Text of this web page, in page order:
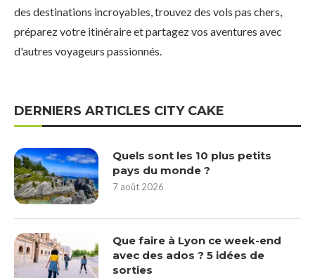
des destinations incroyables, trouvez des vols pas chers,
préparez votre itinéraire et partagez vos aventures avec
d'autres voyageurs passionnés.
DERNIERS ARTICLES CITY CAKE
Quels sont les 10 plus petits
pays du monde ?
7 août 2026
Que faire à Lyon ce week-end
avec des ados ? 5 idées de
sorties